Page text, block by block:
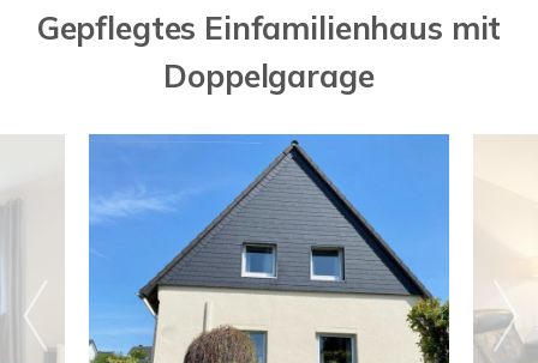
Gepflegtes Einfamilienhaus mit
Doppelgarage